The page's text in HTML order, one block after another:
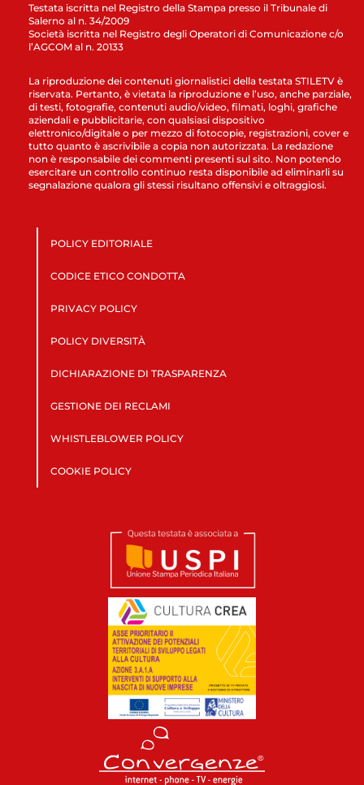
Testata iscritta nel Registro della Stampa presso il Tribunale di
Salerno al n. 34/2009
Società iscritta nel Registro degli Operatori di Comunicazione c/o
l’AGCOM al n. 20133
La riproduzione dei contenuti giornalistici della testata STILETV è
riservata. Pertanto, è vietata la riproduzione e l’uso, anche parziale,
di testi, fotografie, contenuti audio/video, filmati, loghi, grafiche
aziendali e pubblicitarie, con qualsiasi dispositivo
elettronico/digitale o per mezzo di fotocopie, registrazioni, cover e
tutto quanto è ascrivibile a copia non autorizzata. La redazione
non è responsabile dei commenti presenti sul sito. Non potendo
esercitare un controllo continuo resta disponibile ad eliminarli su
segnalazione qualora gli stessi risultano offensivi e oltraggiosi.
POLICY EDITORIALE
CODICE ETICO CONDOTTA
PRIVACY POLICY
POLICY DIVERSITÀ
DICHIARAZIONE DI TRASPARENZA
GESTIONE DEI RECLAMI
WHISTLEBLOWER POLICY
COOKIE POLICY